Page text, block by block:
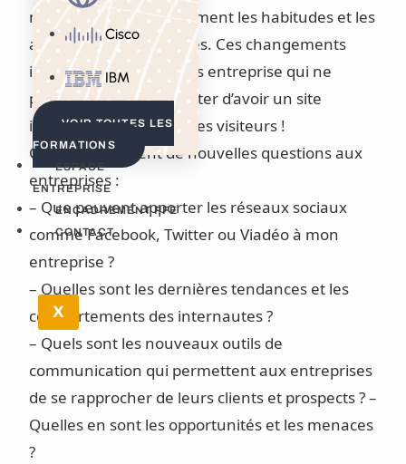
Cisco
IBM
VOIR TOUTES LES
FORMATIONS
ESPACE
ENTREPRISE
ENCADREMENT PFE
CONTACT
X
modifient considérablement les habitudes et les
attentes des internautes. Ces changements
impactent fortement les entreprise qui ne
peuvent plus se contenter d’avoir un site
internet et d’attendre des visiteurs !
Ces enjeux posent de nouvelles questions aux
entreprises :
– Que peuvent apporter les réseaux sociaux
comme Facebook, Twitter ou Viadéo à mon
entreprise ?
– Quelles sont les dernières tendances et les
comportements des internautes ?
– Quels sont les nouveaux outils de
communication qui permettent aux entreprises
de se rapprocher de leurs clients et prospects ? –
Quelles en sont les opportunités et les menaces
?